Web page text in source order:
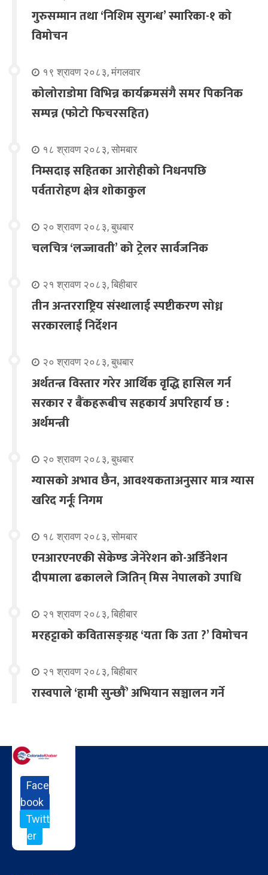
गुरुसम्मान तथा ‘निशिम सुगन्ध’ स्मारिका-१ को
विमोचन
१९ श्रावण २०८३, मंगलवार
कोलोराडोमा विभिन्न कार्यक्रमसंगै समर पिकनिक
सम्पन्न (फोटो फिचरसहित)
१८ श्रावण २०८३, सोमबार
निम्सदाइ सहितका आरोहीको निधनपछि
पर्वतारोहण क्षेत्र शोकाकुल
२० श्रावण २०८३, बुधबार
चलचित्र ‘लज्जावती’ को ट्रेलर सार्वजनिक
२१ श्रावण २०८३, बिहीबार
तीन अन्तरराष्ट्रिय संस्थालाई स्पष्टीकरण सोध्न
सरकारलाई निर्देशन
२० श्रावण २०८३, बुधबार
अर्थतन्त्र विस्तार गरेर आर्थिक वृद्धि हासिल गर्न
सरकार र बैंकहरूबीच सहकार्य अपरिहार्य छ :
अर्थमन्त्री
२० श्रावण २०८३, बुधबार
ग्यासको अभाव छैन, आवश्यकताअनुसार मात्र ग्यास
खरिद गर्नूः निगम
१८ श्रावण २०८३, सोमबार
एनआरएनएकी सेकेण्ड जेनेरेशन को-अर्डिनेशन
दीपमाला ढकालले जितिन् मिस नेपालको उपाधि
२१ श्रावण २०८३, बिहीबार
मरहट्टाको कवितासङ्ग्रह ‘यता कि उता ?’ विमोचन
२१ श्रावण २०८३, बिहीबार
रास्वपाले ‘हामी सुन्छौँ’ अभियान सञ्चालन गर्ने
Face
book
Twitt
er